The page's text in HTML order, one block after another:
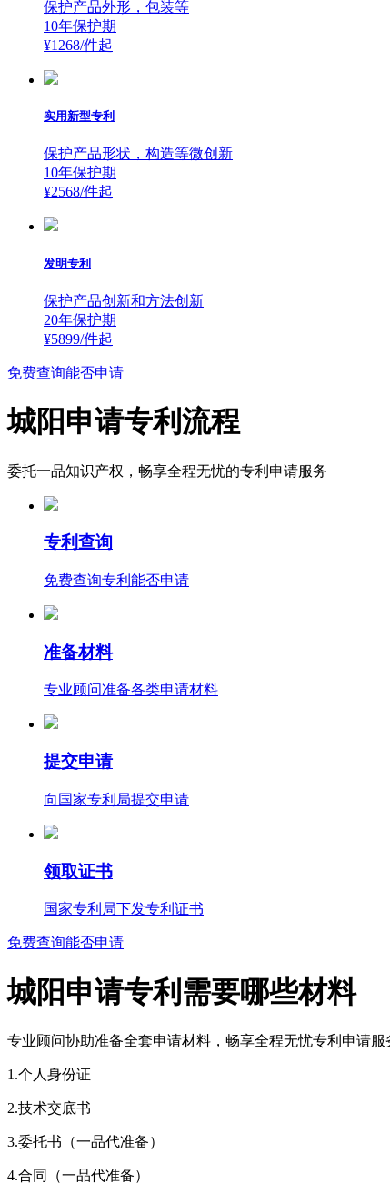
保护产品外形，包装等
10年保护期
¥1268/件起
实用新型专利
保护产品形状，构造等微创新
10年保护期
¥2568/件起
发明专利
保护产品创新和方法创新
20年保护期
¥5899/件起
免费查询能否申请
城阳申请专利流程
委托一品知识产权，畅享全程无忧的专利申请服务
专利查询
免费查询专利能否申请
准备材料
专业顾问准备各类申请材料
提交申请
向国家专利局提交申请
领取证书
国家专利局下发专利证书
免费查询能否申请
城阳申请专利需要哪些材料
专业顾问协助准备全套申请材料，畅享全程无忧专利申请服
1.个人身份证
2.技术交底书
3.委托书（一品代准备）
4.合同（一品代准备）